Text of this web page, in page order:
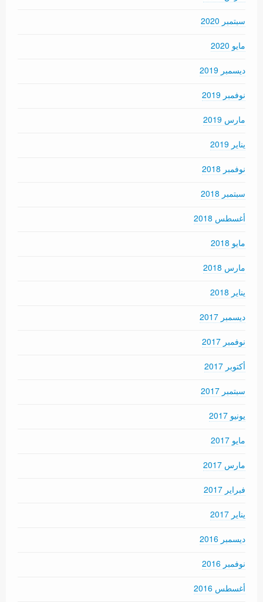
سبتمبر 2020
مايو 2020
ديسمبر 2019
نوفمبر 2019
مارس 2019
يناير 2019
نوفمبر 2018
سبتمبر 2018
أغسطس 2018
مايو 2018
مارس 2018
يناير 2018
ديسمبر 2017
نوفمبر 2017
أكتوبر 2017
سبتمبر 2017
يونيو 2017
مايو 2017
مارس 2017
فبراير 2017
يناير 2017
ديسمبر 2016
نوفمبر 2016
أغسطس 2016